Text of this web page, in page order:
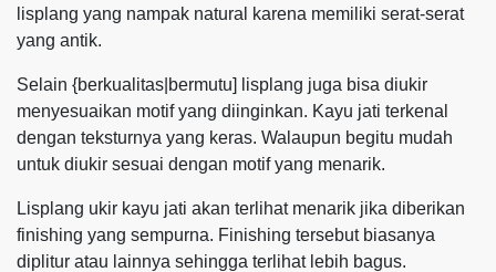
lisplang yang nampak natural karena memiliki serat-serat
yang antik.
Selain {berkualitas|bermutu] lisplang juga bisa diukir
menyesuaikan motif yang diinginkan. Kayu jati terkenal
dengan teksturnya yang keras. Walaupun begitu mudah
untuk diukir sesuai dengan motif yang menarik.
Lisplang ukir kayu jati akan terlihat menarik jika diberikan
finishing yang sempurna. Finishing tersebut biasanya
diplitur atau lainnya sehingga terlihat lebih bagus.